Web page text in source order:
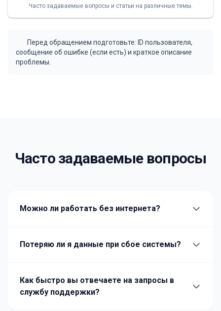
Часто задаваемые вопросы и статьи на различные темы.
Перед обращением подготовьте: ID пользователя,
сообщение об ошибке (если есть) и краткое описание
проблемы.
Часто задаваемые вопросы
Можно ли работать без интернета?
Потеряю ли я данные при сбое системы?
Как быстро вы отвечаете на запросы в
службу поддержки?